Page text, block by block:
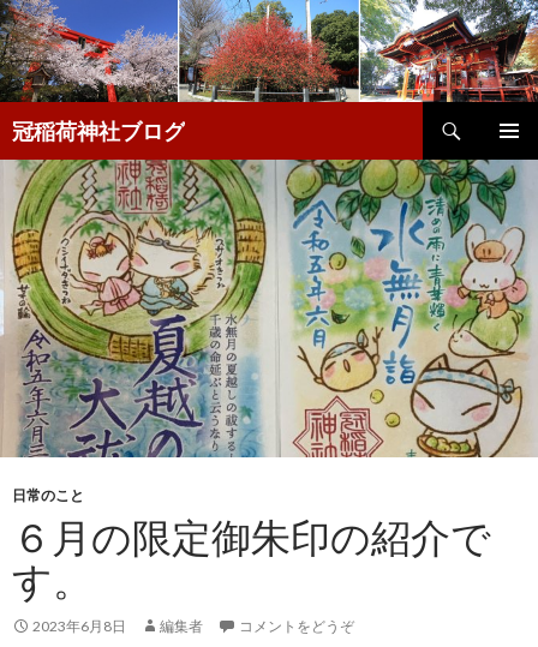
冠稲荷神社ブログ
索
メインメ
ニュー
ン
テ
ン
ツ
へ
移
動
日常のこと
６月の限定御朱印の紹介で
す。
2023年6月8日 編集者 コメントをどうぞ